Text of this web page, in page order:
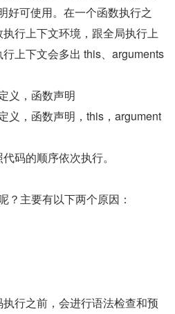
好可使用。在一个函数执行之
行上下文环境，跟全局执行上
上下文会多出 this、arguments
义，函数声明
义，函数声明，this，argument
代码的顺序依次执行。
？主要有以下两个原因：
行之前，会进行语法检查和预